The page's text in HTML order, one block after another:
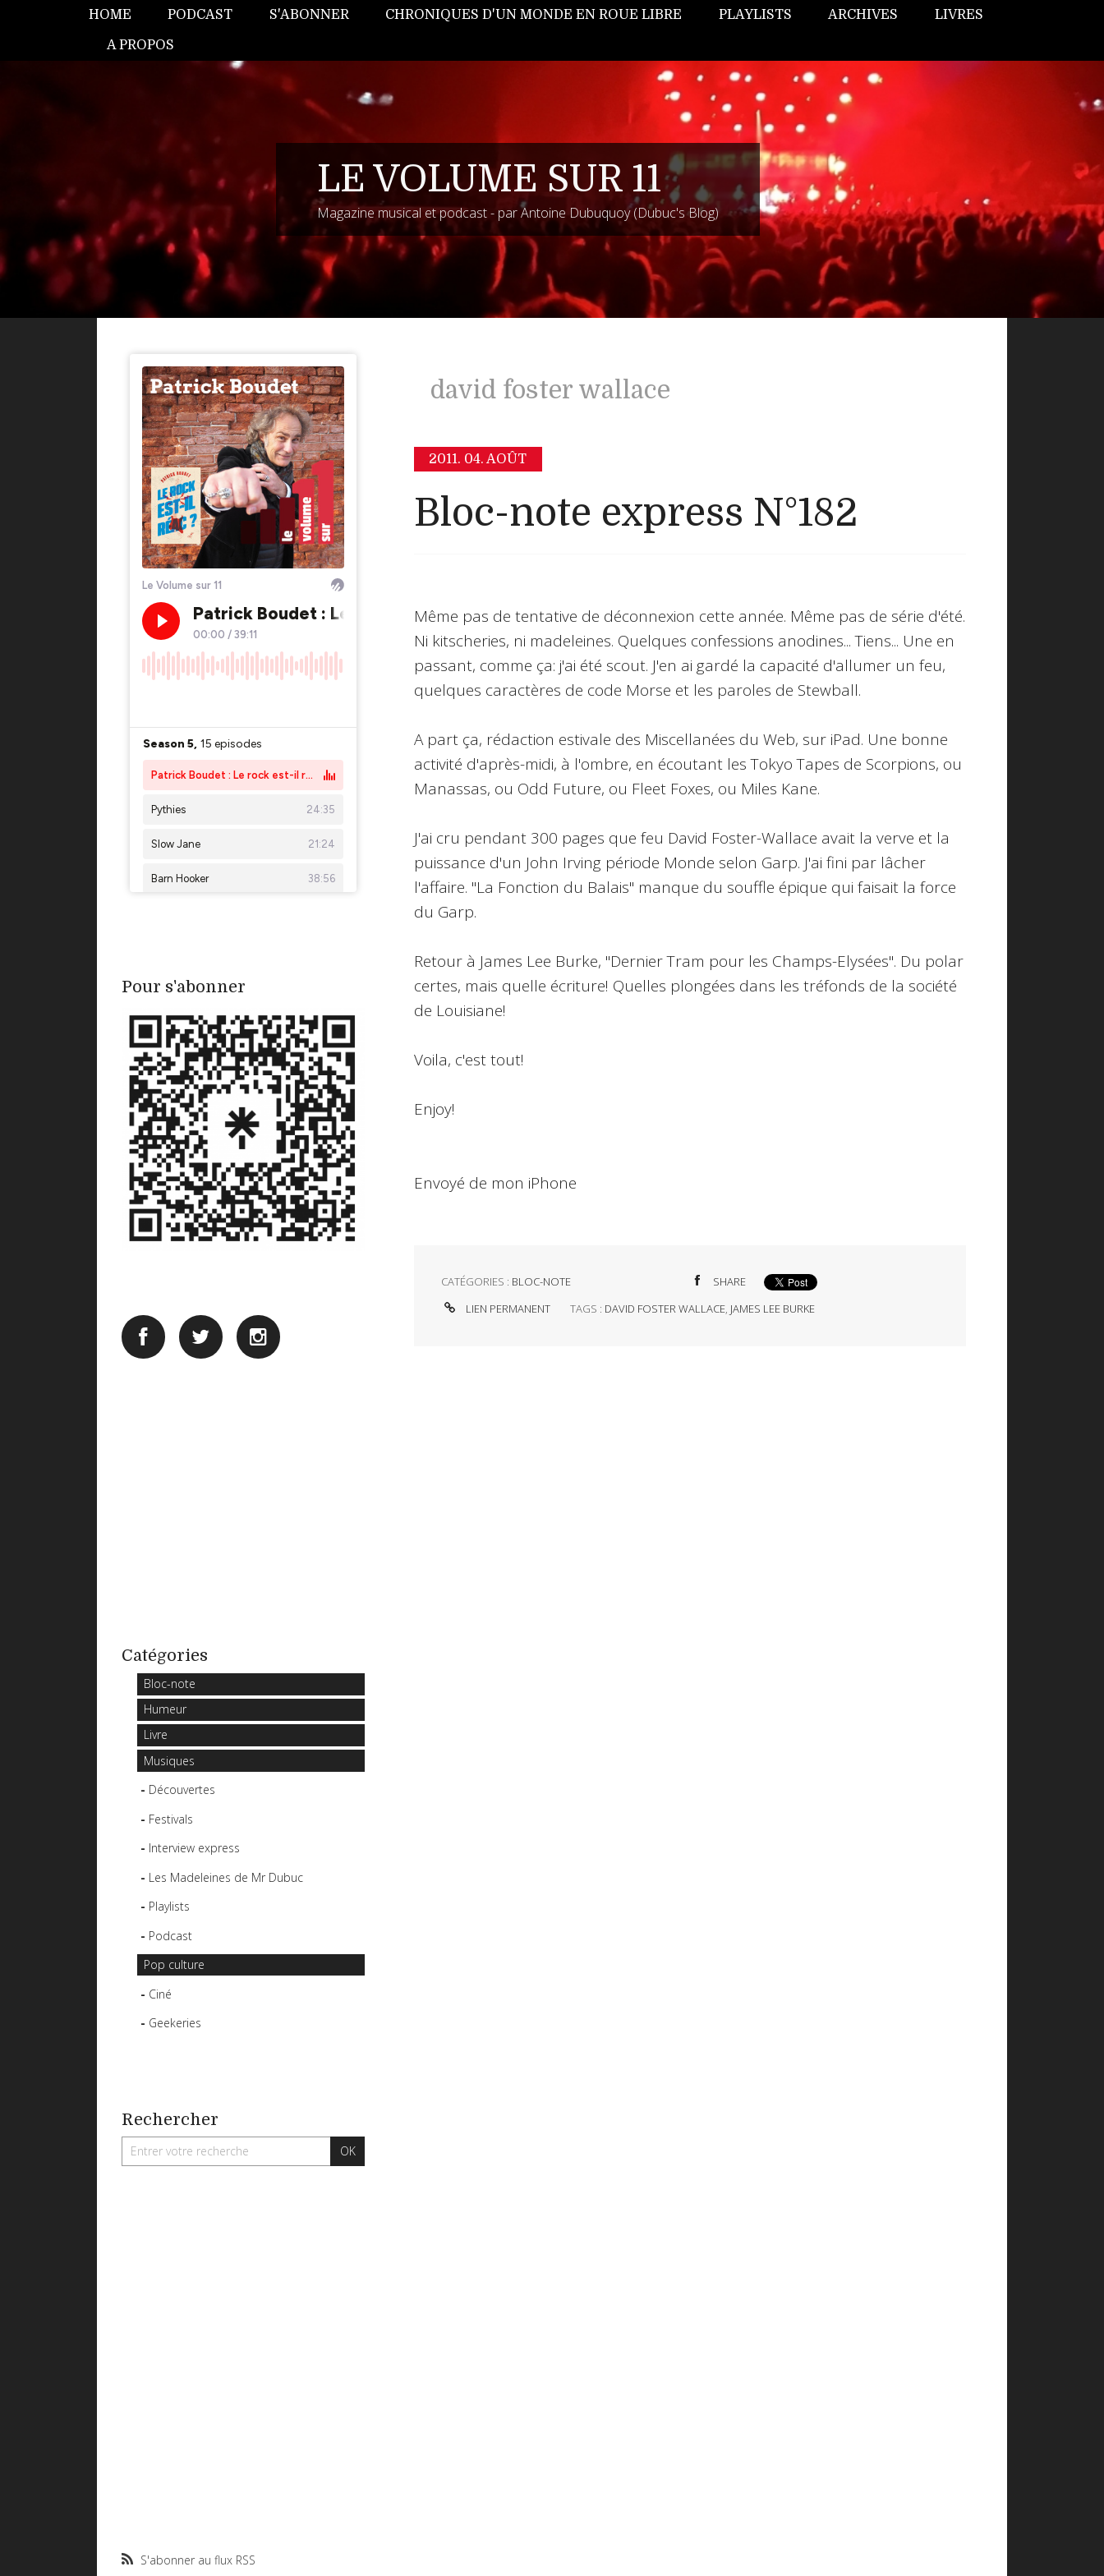
HOME PODCAST S'ABONNER CHRONIQUES D'UN MONDE EN ROUE LIBRE PLAYLISTS ARCHIVES LIVRES
A PROPOS
LE VOLUME SUR 11
Magazine musical et podcast - par Antoine Dubuquoy (Dubuc's Blog)
Pour s'abonner
Catégories
Bloc-note
Humeur
Livre
Musiques
Découvertes
Festivals
Interview express
Les Madeleines de Mr Dubuc
Playlists
Podcast
Pop culture
Ciné
Geekeries
Rechercher
S'abonner au flux RSS
david foster wallace
2011. 04. AOÛT
Bloc-note express N°182
Même pas de tentative de déconnexion cette année. Même pas de série d'été.
Ni kitscheries, ni madeleines. Quelques confessions anodines... Tiens... Une en
passant, comme ça: j'ai été scout. J'en ai gardé la capacité d'allumer un feu,
quelques caractères de code Morse et les paroles de Stewball.
A part ça, rédaction estivale des Miscellanées du Web, sur iPad. Une bonne
activité d'après-midi, à l'ombre, en écoutant les Tokyo Tapes de Scorpions, ou
Manassas, ou Odd Future, ou Fleet Foxes, ou Miles Kane.
J'ai cru pendant 300 pages que feu David Foster-Wallace avait la verve et la
puissance d'un John Irving période Monde selon Garp. J'ai fini par lâcher
l'affaire. "La Fonction du Balais" manque du souffle épique qui faisait la force
du Garp.
Retour à James Lee Burke, "Dernier Tram pour les Champs-Elysées". Du polar
certes, mais quelle écriture! Quelles plongées dans les tréfonds de la société
de Louisiane!
Voila, c'est tout!
Enjoy!
Envoyé de mon iPhone
CATÉGORIES : BLOC-NOTE
SHARE
LIEN PERMANENT
TAGS : DAVID FOSTER WALLACE, JAMES LEE BURKE